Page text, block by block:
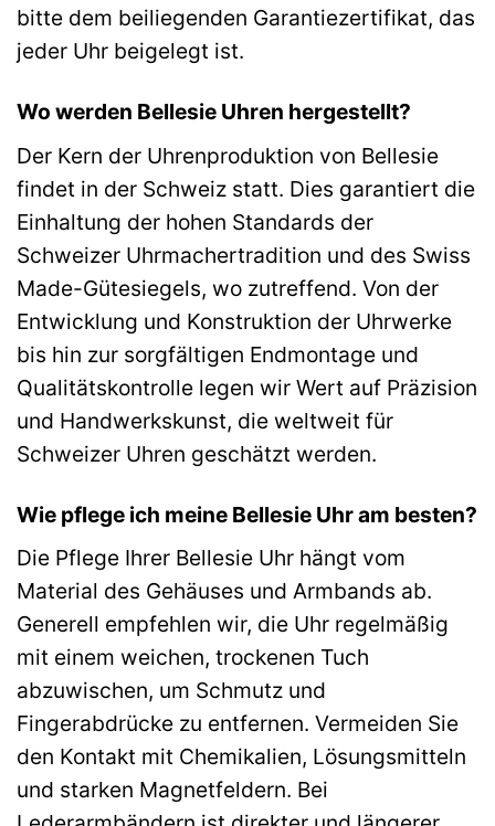
bitte dem beiliegenden Garantiezertifikat, das
jeder Uhr beigelegt ist.
Wo werden Bellesie Uhren hergestellt?
Der Kern der Uhrenproduktion von Bellesie
findet in der Schweiz statt. Dies garantiert die
Einhaltung der hohen Standards der
Schweizer Uhrmachertradition und des Swiss
Made-Gütesiegels, wo zutreffend. Von der
Entwicklung und Konstruktion der Uhrwerke
bis hin zur sorgfältigen Endmontage und
Qualitätskontrolle legen wir Wert auf Präzision
und Handwerkskunst, die weltweit für
Schweizer Uhren geschätzt werden.
Wie pflege ich meine Bellesie Uhr am besten?
Die Pflege Ihrer Bellesie Uhr hängt vom
Material des Gehäuses und Armbands ab.
Generell empfehlen wir, die Uhr regelmäßig
mit einem weichen, trockenen Tuch
abzuwischen, um Schmutz und
Fingerabdrücke zu entfernen. Vermeiden Sie
den Kontakt mit Chemikalien, Lösungsmitteln
und starken Magnetfeldern. Bei